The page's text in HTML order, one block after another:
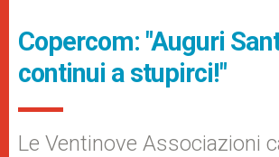
Copercom: "Auguri
continui a stupirci!"
Le Ventinove Associazioni